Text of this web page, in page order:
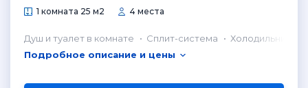
1 комната 25 м2 4 места
Душ и туалет в комнате Сплит-система
Холодильник в
Подробное описание и цены